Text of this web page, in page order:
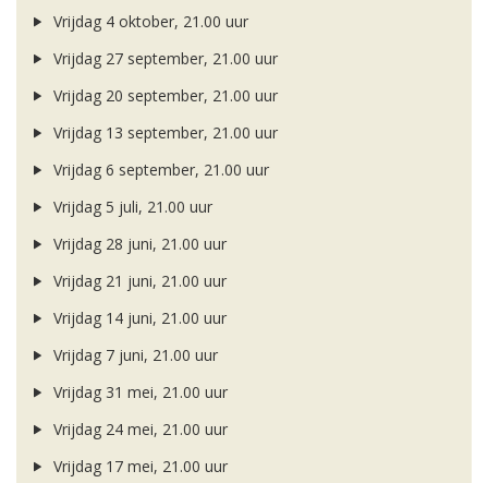
Vrijdag 4 oktober, 21.00 uur
Vrijdag 27 september, 21.00 uur
Vrijdag 20 september, 21.00 uur
Vrijdag 13 september, 21.00 uur
Vrijdag 6 september, 21.00 uur
Vrijdag 5 juli, 21.00 uur
Vrijdag 28 juni, 21.00 uur
Vrijdag 21 juni, 21.00 uur
Vrijdag 14 juni, 21.00 uur
Vrijdag 7 juni, 21.00 uur
Vrijdag 31 mei, 21.00 uur
Vrijdag 24 mei, 21.00 uur
Vrijdag 17 mei, 21.00 uur